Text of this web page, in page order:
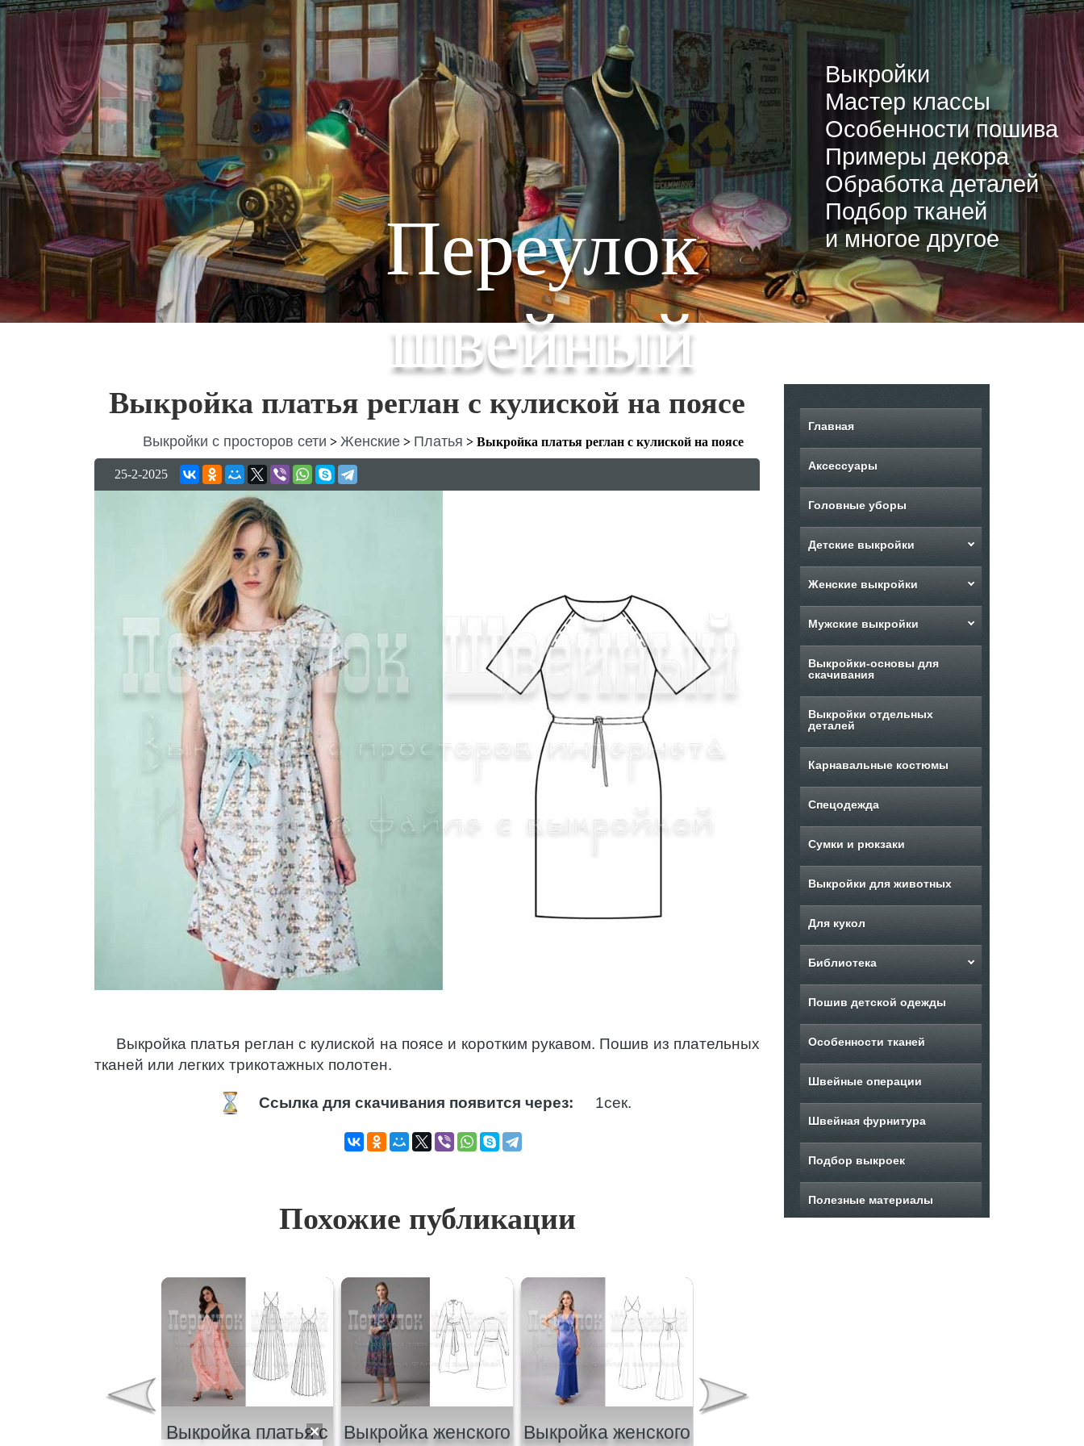
Переулок
швейный
Выкройки
Мастер классы
Особенности пошива
Примеры декора
Обработка деталей
Подбор тканей
и многое другое
Выкройка платья реглан с кулиской на поясе
Выкройки с просторов сети > Женские > Платья > Выкройка платья реглан с кулиской на поясе
25-2-2025
Выкройка платья реглан с кулиской на поясе и коротким рукавом. Пошив из плательных
тканей или легких трикотажных полотен.
Выкройка-платья-реглан-с-кулиской-на-поясе-Евро-34-44.pdf Скачать
Похожие публикации
Главная
Аксессуары
Головные уборы
Детские выкройки
Женские выкройки
Мужские выкройки
Выкройки-основы для
скачивания
Выкройки отдельных
деталей
Карнавальные костюмы
Спецодежда
Сумки и рюкзаки
Выкройки для животных
Для кукол
Библиотека
Пошив детской одежды
Особенности тканей
Швейные операции
Швейная фурнитура
Подбор выкроек
Полезные материалы